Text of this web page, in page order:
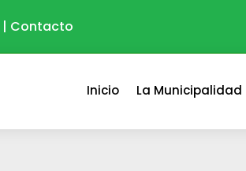
| Contacto
Inicio La Municipalidad